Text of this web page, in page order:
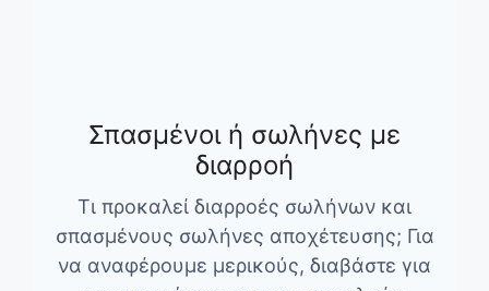
Σπασμένοι ή σωλήνες με
διαρροή
Τι προκαλεί διαρροές σωλήνων και
σπασμένους σωλήνες αποχέτευσης; Για
να αναφέρουμε μερικούς, διαβάστε για